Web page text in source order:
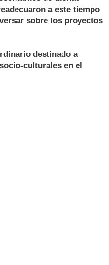
a este tiempo
sobre los proyectos
destinado a
culturales en el